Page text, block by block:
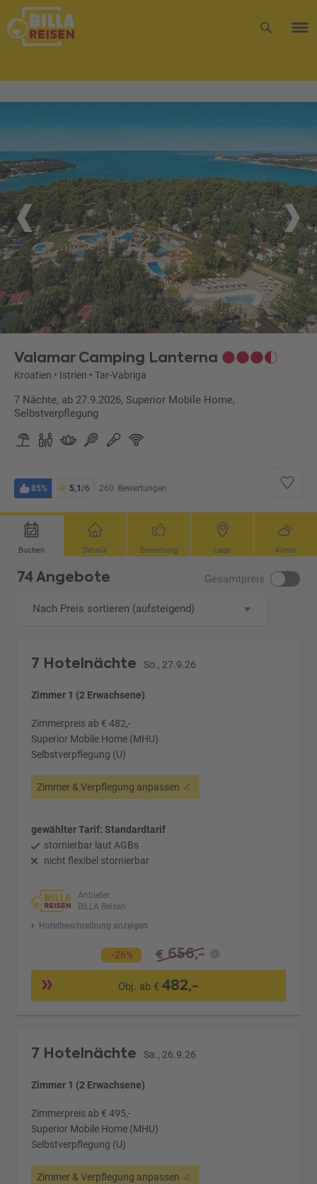
Valamar Camping Lanterna
Kroatien • Istrien • Tar-Vabriga
7 Nächte, ab 27.9.2026, Superior Mobile Home,
Selbstverpflegung
85% 5,1 /6 260 Bewertungen
Buchen Details Bewertung Lage Klima
74 Angebote Gesamtpreis
Nach Preis sortieren (aufsteigend)
7 Hotelnächte So., 27.9.26
Zimmer 1 (2 Erwachsene)
Zimmerpreis ab € 482,-
Superior Mobile Home (MHU)
Selbstverpflegung (U)
Zimmer & Verpflegung anpassen
gewählter Tarif: Standardtarif
stornierbar laut AGBs
nicht flexibel stornierbar
Anbieter:
BILLA Reisen
Hotelbeschreibung anzeigen
-26% € 656,-
Obj. ab € 482,-
7 Hotelnächte Sa., 26.9.26
Zimmer 1 (2 Erwachsene)
Zimmerpreis ab € 495,-
Superior Mobile Home (MHU)
Selbstverpflegung (U)
Zimmer & Verpflegung anpassen